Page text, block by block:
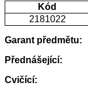
Kód
2181022
Garant předmětu:
Přednášející:
Cvičící: